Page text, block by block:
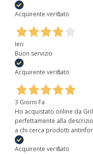
Acquirente verificato
Ieri
Buon servizio
Acquirente verificato
3 Giorni Fa
Ho acquistato online da
perfettamente alla
a chi cerca prodotti
Acquirente verificato